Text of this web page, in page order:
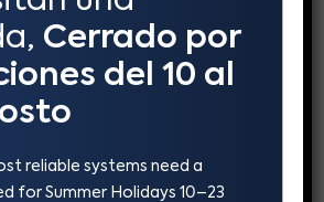
Cerrado por
del 10 al
reliable systems need a
for Summer Holidays 10–23